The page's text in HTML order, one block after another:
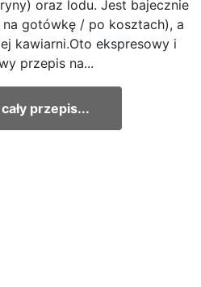
oraz lodu. Jest bajecznie
gotówkę / po kosztach), a
kawiarni.Oto ekspresowy i
przepis na...
przepis...